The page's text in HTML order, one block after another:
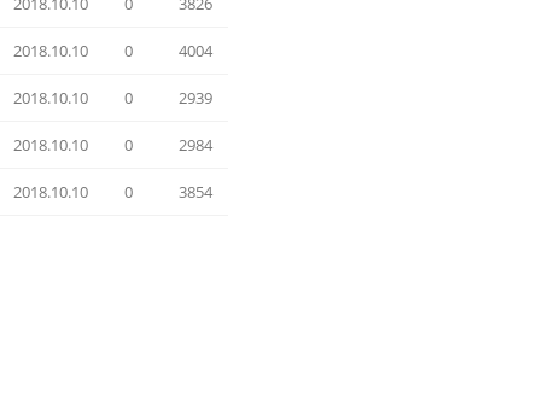
2018.10.10 0 4004
2018.10.10 0 2939
2018.10.10 0 2984
2018.10.10 0 3854